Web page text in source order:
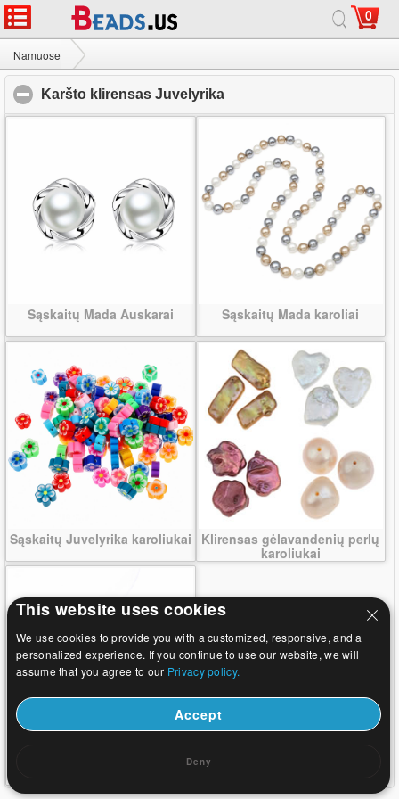
0
Namuose
Karšto klirensas Juvelyrika
Karšto klirensas Juvelyrika
Sąskaitų Mada Auskarai Sąskaitų Mada karoliai
Sąskaitų Juvelyrika karoliukai
Klirensas gėlavandenių perlų
karoliukai
Namuose|Apie|Susisiekite su mumis Visa svetainė
© 2026 Tako Juvelyrika Ltd Visos teisės saugomos.
This website uses cookies
We use cookies to provide you with a customized, responsive, and a
personalized experience. If you continue to use our website, we will
assume that you agree to our Privacy policy.
Accept
Deny